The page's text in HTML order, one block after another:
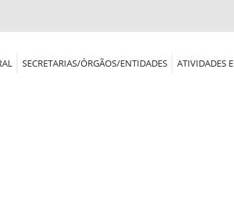
SECRETARIAS/ÓRGÃOS/ENTIDADES ATIVIDADES